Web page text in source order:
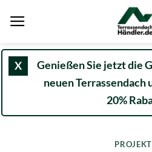
Inhalt
X
Genießen Sie jetzt die
neuen Terrassendach
20%